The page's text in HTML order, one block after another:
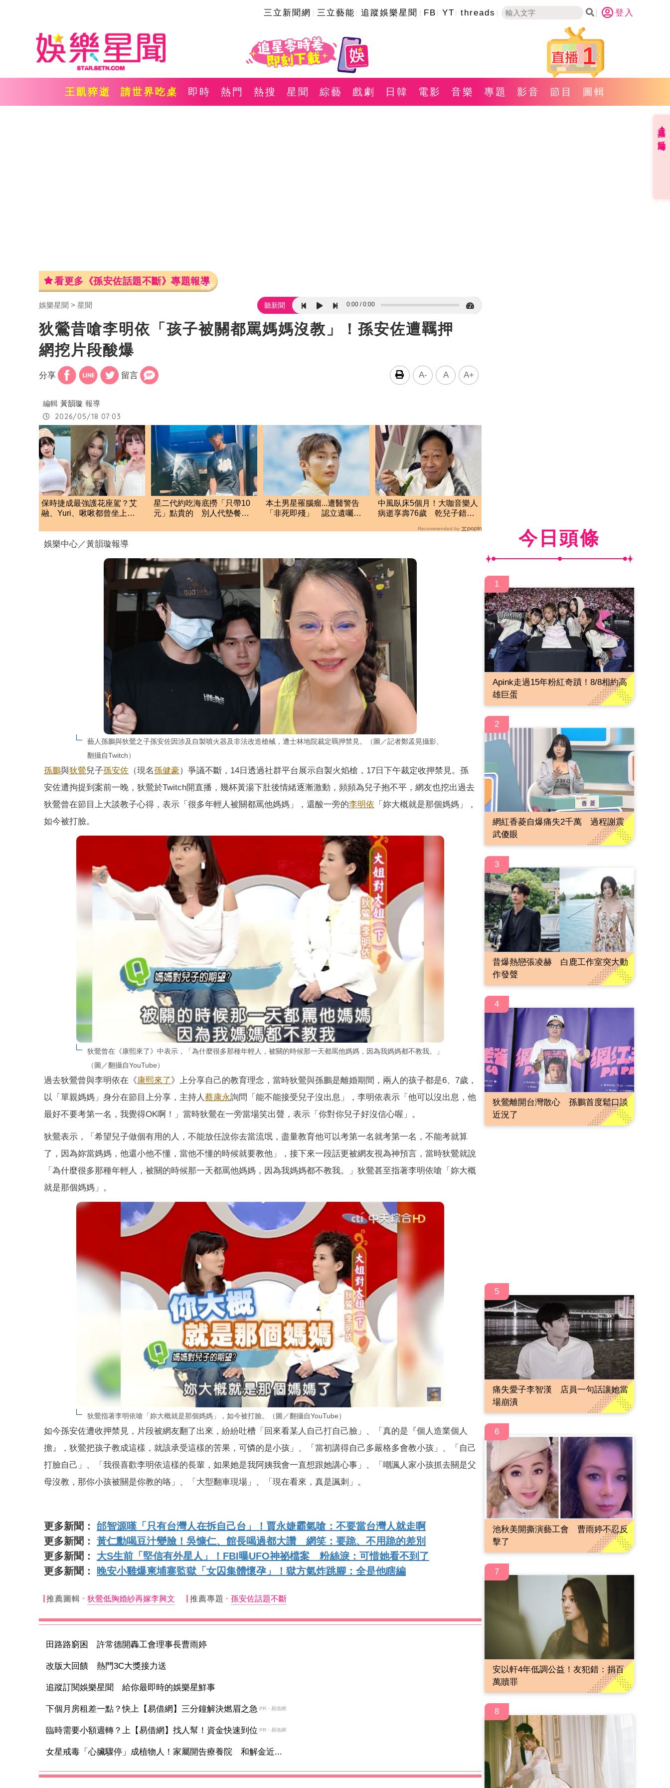
三立新聞網 三立藝能 追蹤娛樂星聞 FB YT threads 登入
1
王凱猝逝 請世界吃桌 即時 熱門 熱搜 星聞 綜藝 戲劇 日韓 電影 音樂 專題 影音 節目 圖輯
看更多《孫安佐話題不斷》專題報導
娛樂星聞 星聞 聽新聞 0:00 0:00
狄鶯昔嗆李明依「孩子被關都罵媽媽沒教」！孫安佐遭羈押
網挖片段酸爆
分享 留言 A- A A+
編輯 黃韻璇 報導
2026/05/18 07:03
保時捷成最強護花座駕？艾
融、Yuri、啾啾都曾坐上副
星二代約吃海底撈「只帶10
元」點貴的 別人代墊餐費
本土男星罹腦瘤...遭醫警告
「非死即殘」 認立遺囑：
中風臥床5個月！大咖音樂人
病逝享壽76歲 乾兒子錯
Recommended by
娛樂中心／黃韻璇報導
藝人孫鵬與狄鶯之子孫安佐因涉及自製噴火器及非法改造槍械，遭士林地院裁定羈押禁見。（圖／記者鄭孟晃攝影、
翻攝自Twitch）
孫鵬與狄鶯兒子孫安佐 （現名孫健豪）爭議不斷，14日透過社群平台展示自製火焰槍，17日下午裁定收押禁見。孫
安佐遭拘提到案前一晚，狄鶯於Twitch開直播，幾杯黃湯下肚後情緒逐漸激動，頻頻為兒子抱不平，網友也挖出過去
狄鶯曾在節目上大談教子心得，表示「很多年輕人被關都罵他媽媽」，還酸一旁的李明依 「妳大概就是那個媽媽」，
如今被打臉。
狄鶯曾在《康熙來了》中表示，「為什麼很多那種年輕人，被關的時候那一天都罵他媽媽，因為我媽媽都不教我。」
（圖／翻攝自YouTube）
過去狄鶯曾與李明依在《康熙來了》上分享自己的教育理念，當時狄鶯與孫鵬是離婚期間，兩人的孩子都是6、7歲，
以「單親媽媽」身分在節目上分享，主持人蔡康永詢問「能不能接受兒子沒出息」，李明依表示「他可以沒出息，他
最好不要考第一名，我覺得OK啊！」當時狄鶯在一旁當場笑出聲，表示「你對你兒子好沒信心喔」。
狄鶯表示，「希望兒子做個有用的人，不能放任說你去當流氓，盡量教育他可以考第一名就考第一名，不能考就算
了，因為妳當媽媽，他還小他不懂，當他不懂的時候就要教他」，接下來一段話更被網友視為神預言，當時狄鶯就說
「為什麼很多那種年輕人，被關的時候那一天都罵他媽媽，因為我媽媽都不教我。」狄鶯甚至指著李明依嗆「妳大概
就是那個媽媽」。
狄鶯指著李明依嗆「妳大概就是那個媽媽」，如今被打臉。（圖／翻攝自YouTube）
如今孫安佐遭收押禁見，片段被網友翻了出來，紛紛吐槽「回來看某人自己打自己臉」、「真的是『個人造業個人
擔』，狄鶯把孩子教成這樣，就該承受這樣的苦果，可憐的是小孩」、「當初講得自己多嚴格多會教小孩」、「自己
打臉自己」、「我很喜歡李明依這樣的長輩，如果她是我阿姨我會一直想跟她講心事」、「嘲諷人家小孩抓去關是父
母沒教，那你小孩被關是你教的咯」、「大型翻車現場」、「現在看來，真是諷刺」。
更多新聞： 邰智源嘆「只有台灣人在拆自己台」！賈永婕霸氣嗆：不要當台灣人就走啊
更多新聞： 黃仁勳喝豆汁變臉！吳慷仁、館長喝過都大讚 網笑：要跪、不用跪的差別
更多新聞： 大S生前「堅信有外星人」！FBI曝UFO神祕檔案 粉絲淚：可惜她看不到了
更多新聞：
晚安小雞爆柬埔寨監獄「女囚集體懷孕」！獄方氣炸跳腳：全是他瞎編
推薦圖輯 狄鶯低胸婚紗再嫁李興文 推薦專題 孫安佐話題不斷
田路路窮困 許常德開轟工會理事長曹雨婷
改版大回饋 熱門3C大獎接力送
追蹤訂閱娛樂星聞 給你最即時的娛樂星鮮事
下個月房租差一點？快上【易借網】三分鐘解決燃眉之急 PR・易借網
臨時需要小額週轉？上【易借網】找人幫！資金快速到位 PR・易借網
女星戒毒「心臟驟停」成植物人！家屬開告療養院 和解金近...
今日頭條
1
Apink走過15年粉紅奇蹟！8/8相約高
雄巨蛋
2
網紅香菱自爆痛失2千萬 過程謝震
武傻眼
3
昔爆熱戀張凌赫 白鹿工作室突大動
作發聲
4
狄鶯離開台灣散心 孫鵬首度鬆口談
近況了
5
痛失愛子李智漢 店員一句話讓她當
場崩潰
6
池秋美開撕演藝工會 曹雨婷不忍反
擊了
7
安以軒4年低調公益！友犯錯：捐百
萬贖罪
8
直播✦活動